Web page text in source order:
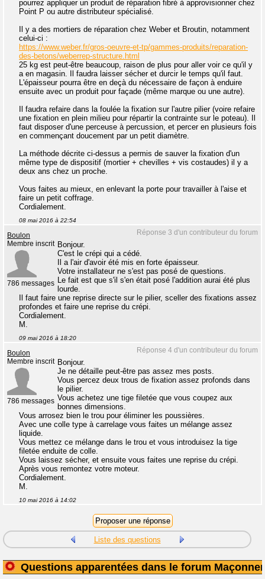
pourrez appliquer un produit de réparation fibré à approvisionner chez
Point P ou autre distributeur spécialisé.
Il y a des mortiers de réparation chez Weber et Broutin, notamment
celui-ci :
https://www.weber.fr/gros-oeuvre-et-tp/gammes-produits/reparation-
des-betons/weberrep-structure.html
25 kg est peut-être beaucoup, raison de plus pour aller voir ce qu'il y
a en magasin. Il faudra laisser sécher et durcir le temps qu'il faut.
L'épaisseur pourra être en deçà du nécessaire de façon à enduire
ensuite avec un produit pour façade (même marque ou une autre).
Il faudra refaire dans la foulée la fixation sur l'autre pilier (voire refaire
une fixation en plein milieu pour répartir la contrainte sur le poteau). Il
faut disposer d'une perceuse à percussion, et percer en plusieurs fois
en commençant doucement par un petit diamètre.
La méthode décrite ci-dessus a permis de sauver la fixation d'un
même type de dispositif (mortier + chevilles + vis costaudes) il y a
deux ans chez un proche.
Vous faites au mieux, en enlevant la porte pour travailler à l'aise et
faire un petit coffrage.
Cordialement.
08 mai 2016 à 22:54
Réponse 3 d'un contributeur du forum
Boulon
Membre inscrit
786 messages
Bonjour.
C'est le crépi qui a cédé.
Il a l'air d'avoir été mis en forte épaisseur.
Votre installateur ne s'est pas posé de questions.
Le fait est que s'il s'en était posé l'addition aurai été plus
lourde.
Il faut faire une reprise directe sur le pilier, sceller des fixations assez
profondes et faire une reprise du crépi.
Cordialement.
M.
09 mai 2016 à 18:20
Réponse 4 d'un contributeur du forum
Boulon
Membre inscrit
786 messages
Bonjour.
Je ne détaille peut-être pas assez mes posts.
Vous percez deux trous de fixation assez profonds dans
le pilier.
Vous achetez une tige filetée que vous coupez aux
bonnes dimensions.
Vous arrosez bien le trou pour éliminer les poussières.
Avec une colle type à carrelage vous faites un mélange assez
liquide.
Vous mettez ce mélange dans le trou et vous introduisez la tige
filetée enduite de colle.
Vous laissez sécher, et ensuite vous faites une reprise du crépi.
Après vous remontez votre moteur.
Cordialement.
M.
10 mai 2016 à 14:02
Liste des questions
Questions apparentées dans le forum